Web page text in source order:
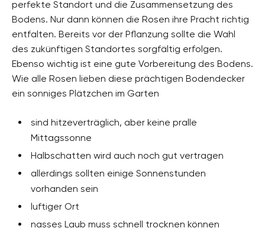
perfekte Standort und die Zusammensetzung des
Bodens. Nur dann können die Rosen ihre Pracht richtig
entfalten. Bereits vor der Pflanzung sollte die Wahl
des zukünftigen Standortes sorgfältig erfolgen.
Ebenso wichtig ist eine gute Vorbereitung des Bodens.
Wie alle Rosen lieben diese prächtigen Bodendecker
ein sonniges Plätzchen im Garten
sind hitzeverträglich, aber keine pralle
Mittagssonne
Halbschatten wird auch noch gut vertragen
allerdings sollten einige Sonnenstunden
vorhanden sein
luftiger Ort
nasses Laub muss schnell trocknen können